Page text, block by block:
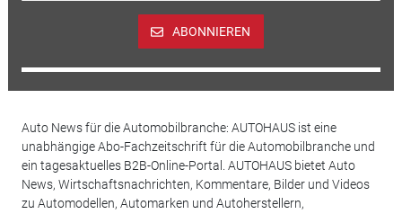
ABONNIEREN
Auto News für die Automobilbranche: AUTOHAUS ist eine
unabhängige Abo-Fachzeitschrift für die Automobilbranche und
ein tagesaktuelles B2B-Online-Portal. AUTOHAUS bietet Auto
News, Wirtschaftsnachrichten, Kommentare, Bilder und Videos
zu Automodellen, Automarken und Autoherstellern,